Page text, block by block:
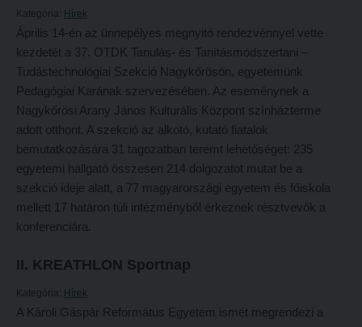
Képzési helyszínek
Nagykőrösi képzési hely
Budapesti képzési hely
Marosvásárhelyi képzési hely
Kecskeméti képzési hely
Mintatantervek
Gyakorlati képzés
Tehetséggondozás
Nemzetközi mobilitás
Történeti áttekintés
Hasznos linkek
OKTATÁS
Képzéseink
Képzési helyszínek
Nagykőrösi képzési hely
Marosvásárhelyi képzési hely
Kategória: Hírek
Április 14-én az ünnepélyes megnyitó rendezvénnyel vette
kezdetét a 37. OTDK Tanulás- és Tanításmódszertani –
Tudástechnológiai Szekció Nagykőrösön, egyetemünk
Pedagógiai Karának szervezésében. Az eseménynek a
Nagykőrösi Arany János Kulturális Központ színházterme
adott otthont. A szekció az alkotó, kutató fiatalok
bemutatkozására 31 tagozatban teremt lehetőséget: 235
egyetemi hallgató összesen 214 dolgozatot mutat be a
szekció ideje alatt, a 77 magyarországi egyetem és főiskola
mellett 17 határon túli intézményből érkeznek résztvevők a
konferenciára.
II. KREATHLON Sportnap
Kategória: Hírek
A Károli Gáspár Református Egyetem ismét megrendezi a